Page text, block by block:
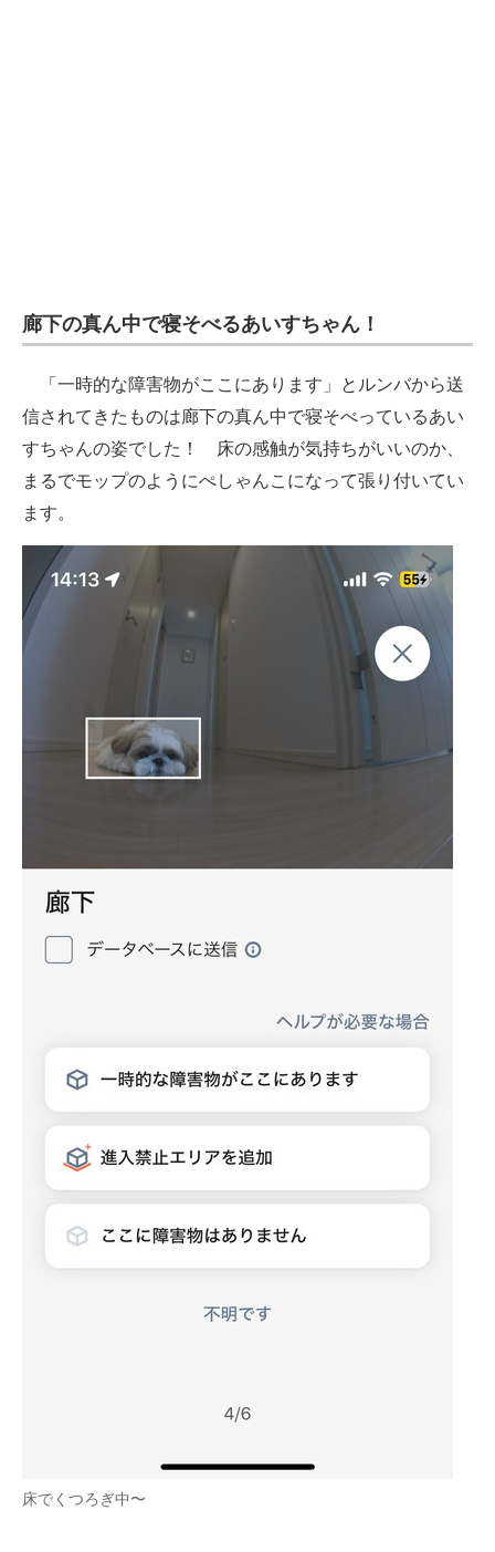
廊下の真ん中で寝そべるあいすちゃん！
「一時的な障害物がここにあります」とルンバから送
信されてきたものは廊下の真ん中で寝そべっているあい
すちゃんの姿でした！ 床の感触が気持ちがいいのか、
まるでモップのようにぺしゃんこになって張り付いてい
ます。
床でくつろぎ中〜